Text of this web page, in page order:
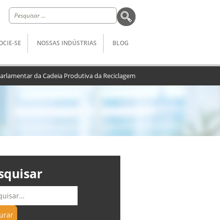
Pesquisar
por:
SE NOSSAS INDÚSTRIAS BLOG
da Cadeia Produtiva da Reciclagem